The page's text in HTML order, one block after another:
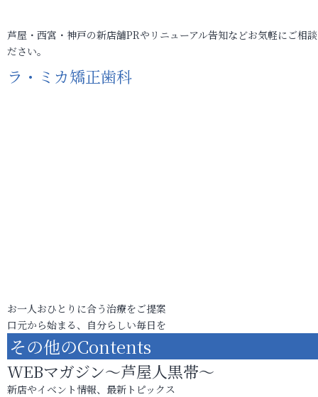
芦屋・西宮・神戸の新店舗PRやリニューアル告知などお気軽にご相
ださい。
ラ・ミカ矯正歯科
お一人おひとりに合う治療をご提案
口元から始まる、自分らしい毎日を
その他のContents
WEBマガジン～芦屋人黒帯～
新店やイベント情報、最新トピックス